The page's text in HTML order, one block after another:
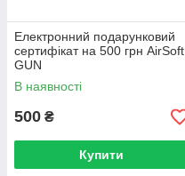
Електронний подарунковий
сертифікат на 500 грн AirSoft
GUN
В наявності
500 ₴
Купити